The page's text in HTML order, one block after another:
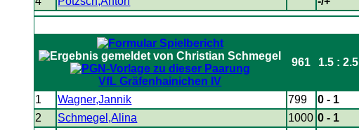
VfL Gräfenhainichen IV
961 1.5 : 2.5
1 Wagner,Jannik 799 0 - 1
2
Schmegel,Alina 1000 0 - 1